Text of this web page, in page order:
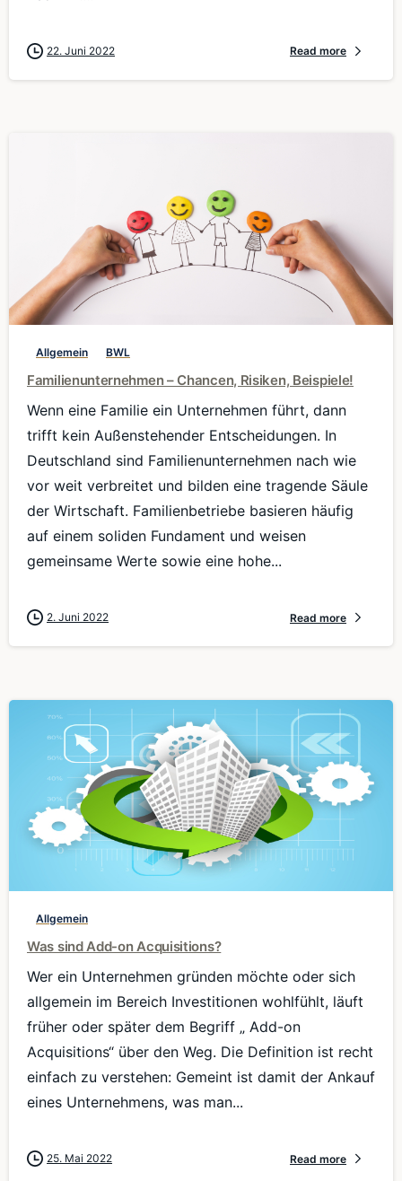
22. Juni 2022 Read more
0
Allgemein BWL
Familienunternehmen – Chancen, Risiken, Beispiele!
Wenn eine Familie ein Unternehmen führt, dann
trifft kein Außenstehender Entscheidungen. In
Deutschland sind Familienunternehmen nach wie
vor weit verbreitet und bilden eine tragende Säule
der Wirtschaft. Familienbetriebe basieren häufig
auf einem soliden Fundament und weisen
gemeinsame Werte sowie eine hohe...
2. Juni 2022 Read more
Allgemein
Was sind Add-on Acquisitions?
Wer ein Unternehmen gründen möchte oder sich
allgemein im Bereich Investitionen wohlfühlt, läuft
früher oder später dem Begriff „ Add-on
Acquisitions“ über den Weg. Die Definition ist recht
einfach zu verstehen: Gemeint ist damit der Ankauf
eines Unternehmens, was man...
25. Mai 2022 Read more